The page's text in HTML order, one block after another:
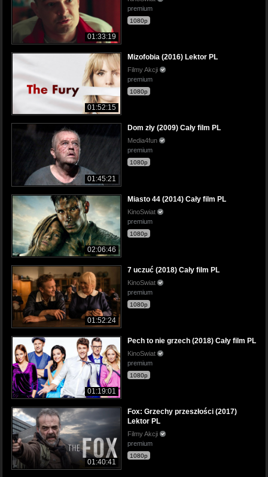
01:33:19
premium
1080p
01:52:15
Mizofobia (2016) Lektor PL
Filmy Akcji
premium
1080p
01:45:21
Dom zły (2009) Cały film PL
Media4fun
premium
1080p
02:06:46
Miasto 44 (2014) Cały film PL
KinoSwiat
premium
1080p
01:52:24
7 uczuć (2018) Cały film PL
KinoSwiat
premium
1080p
01:19:01
Pech to nie grzech (2018) Cały film PL
KinoSwiat
premium
1080p
01:40:41
Fox: Grzechy przeszłości (2017)
Lektor PL
Filmy Akcji
premium
1080p